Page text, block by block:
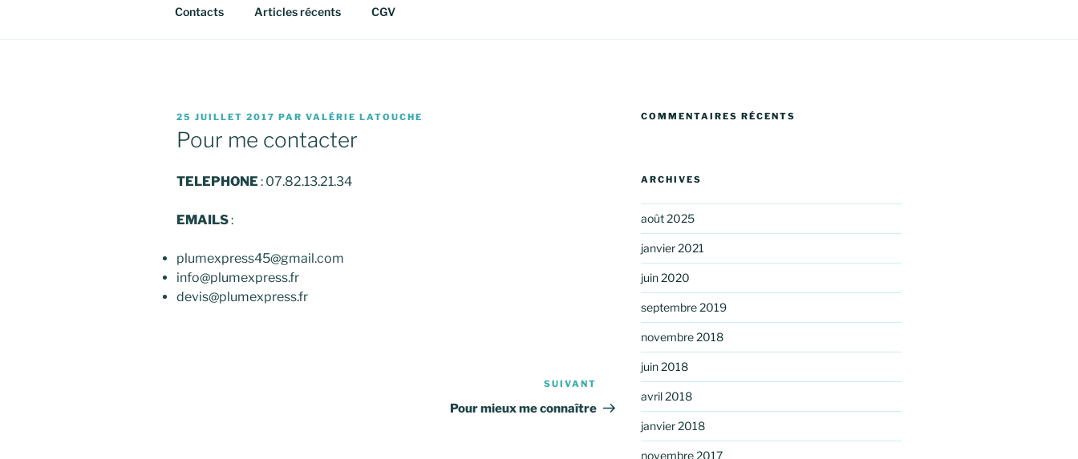
Contacts Articles récents CGV
PUBLIÉ
LE
25 JUILLET 2017 PAR VALÉRIE LATOUCHE
Pour me contacter
TELEPHONE : 07.82.13.21.34
EMAILS:
plumexpress45@gmail.com
info@plumexpress.fr
devis@plumexpress.fr
suivant
SUIVANT
Pour mieux me connaître
COMMENTAIRES RÉCENTS
ARCHIVES
août 2025
janvier 2021
juin 2020
septembre 2019
novembre 2018
juin 2018
avril 2018
janvier 2018
novembre 2017